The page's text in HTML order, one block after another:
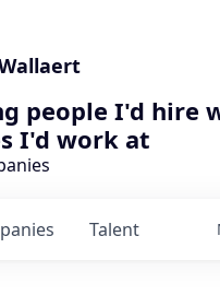
people I'd hire
I'd work at
Talent